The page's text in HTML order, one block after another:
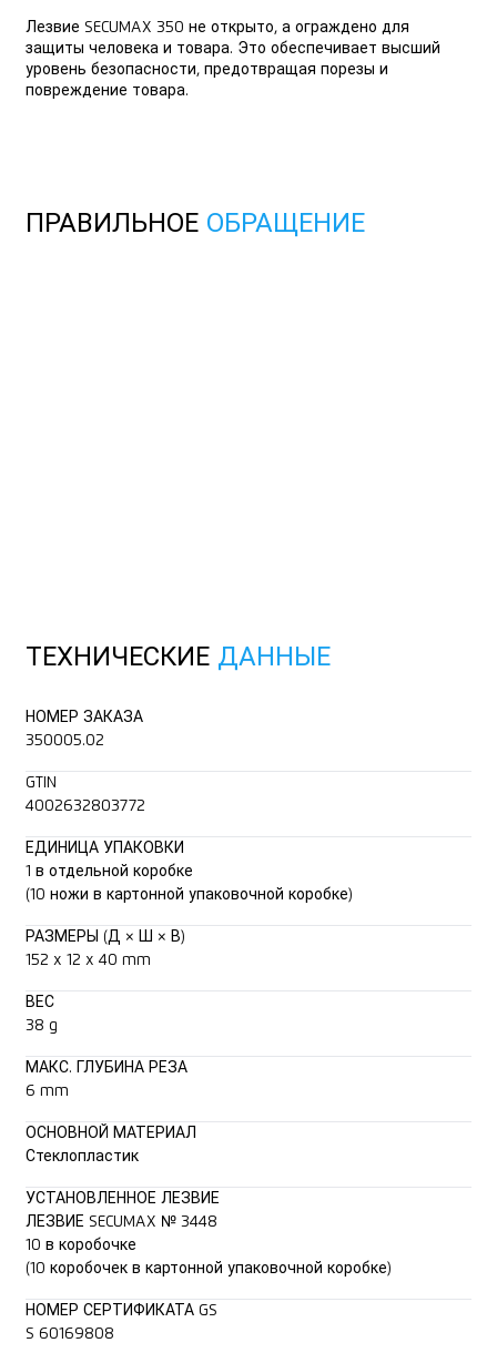
Лезвие SECUMAX 350 не открыто, а ограждено для
защиты человека и товара. Это обеспечивает высший
уровень безопасности, предотвращая порезы и
повреждение товара.
ПРАВИЛЬНОЕ ОБРАЩЕНИЕ
ТЕХНИЧЕСКИЕ ДАННЫЕ
НОМЕР ЗАКАЗА
350005.02
GTIN
4002632803772
ЕДИНИЦА УПАКОВКИ
1 в отдельной коробке
(10 ножи в картонной упаковочной коробке)
РАЗМЕРЫ (Д × Ш × В)
152 x 12 x 40 mm
ВЕС
38 g
МАКС. ГЛУБИНА РЕЗА
6 mm
ОСНОВНОЙ МАТЕРИАЛ
Стеклопластик
УСТАНОВЛЕННОЕ ЛЕЗВИЕ
ЛЕЗВИЕ SECUMAX № 3448
10 в коробочке
(10 коробочек в картонной упаковочной коробке)
НОМЕР СЕРТИФИКАТА GS
S 60169808